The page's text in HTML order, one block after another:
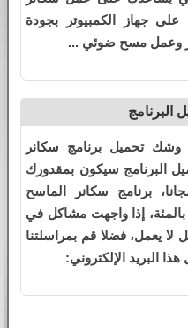
على جهاز الكمبيوتر بجودة
وعمل مسح ضوئي ...
البرنامج
وشك تحميل برنامج سكانر
البرنامج سيكون بمقدورك
برنامج سكانر الماسح
إذا واجهت مشاكل في
لا يعمل، فضلا قم بمراسلتنا
البريد الإلكتروني: